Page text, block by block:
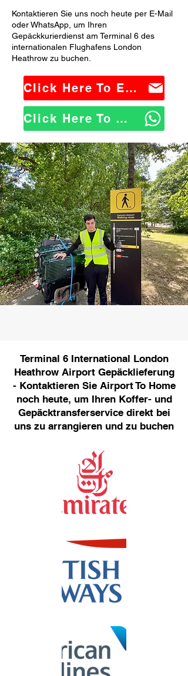
Kontaktieren Sie uns noch heute per E-Mail
oder WhatsApp, um Ihren
Gepäckkurierdienst am Terminal 6 des
internationalen Flughafens London
Heathrow zu buchen.
Click Here To Email Us
Click Here To WhatsApp Us
Terminal 6 International London
Heathrow Airport Gepäcklieferung
- Kontaktieren Sie Airport To Home
noch heute, um Ihren Koffer- und
Gepäcktransferservice direkt bei
uns zu arrangieren und zu buchen